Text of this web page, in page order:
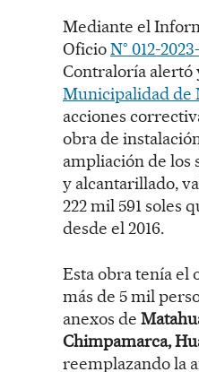
Mediante el
OficioN° 012-
Contraloría alertó
Municipalidad de
acciones
obra de
ampliación de los
y alcantarillado,
222 mil 591 soles
desde el 2016.
Esta obra tenía el
más de 5 mil
anexos de
Chimpamarca,
reemplazando la